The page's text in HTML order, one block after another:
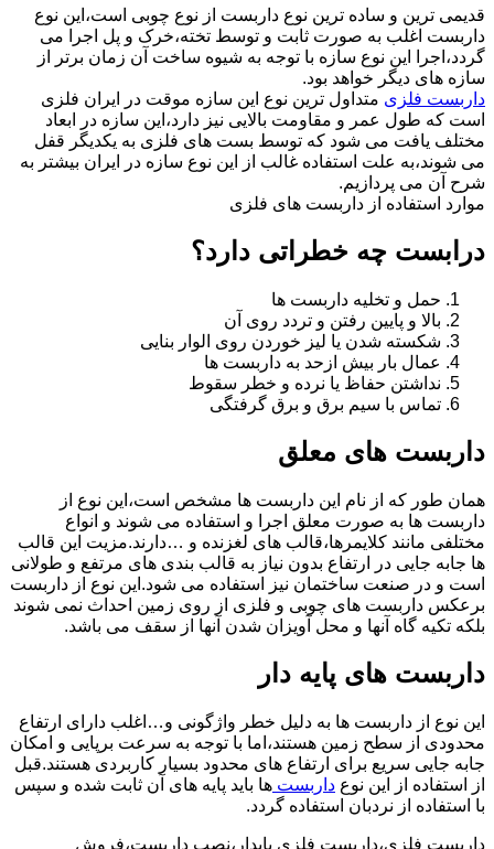
قدیمی ترین و ساده ترین نوع داربست از نوع چوبی است،این نوع
داربست اغلب به صورت ثابت و توسط تخته،خرک و پل اجرا می
گردد،اجرا این نوع سازه با توجه به شیوه ساخت آن زمان برتر از
سازه های دیگر خواهد بود.
داربست فلزی متداول ترین نوع این سازه موقت در ایران فلزی
است که طول عمر و مقاومت بالایی نیز دارد،این سازه در ابعاد
مختلف یافت می شود که توسط بست های فلزی به یکدیگر قفل
می شوند،به علت استفاده غالب از این نوع سازه در ایران بیشتر به
شرح آن می پردازیم.
موارد استفاده از داربست های فلزی
درابست چه خطراتی دارد؟
حمل و تخلیه داربست ها
بالا و پایین رفتن و تردد روی آن
شکسته شدن یا لیز خوردن روی الوار بنایی
عمال بار بیش ازحد به داربست ها
نداشتن حفاظ یا نرده و خطر سقوط
تماس با سیم برق و برق گرفتگی
داربست های معلق
همان طور که از نام این داربست ها مشخص است،این نوع از
داربست ها به صورت معلق اجرا و استفاده می شوند و انواع
مختلفی مانند کلایمرها،قالب های لغزنده و …دارند.مزیت این قالب
ها جابه جایی در ارتفاع بدون نیاز به قالب بندی های مرتفع و طولانی
است و در صنعت ساختمان نیز استفاده می شود.این نوع از داربست
برعکس داربست های چوبی و فلزی از روی زمین احداث نمی شوند
بلکه تکیه گاه آنها و محل آویزان شدن آنها از سقف می باشد.
داربست های پایه دار
این نوع از داربست ها به دلیل خطر واژگونی و…اغلب دارای ارتفاع
محدودی از سطح زمین هستند،اما با توجه به سرعت برپایی و امکان
جابه جایی سریع برای ارتفاع های محدود بسیار کاربردی هستند.قبل
از استفاده از این نوع داربست ها باید پایه های آن ثابت شده و سپس
با استفاده از نردبان استفاده گردد.
داربست فلزی،داربست فلزی پایدار،نصب داربست،فروش